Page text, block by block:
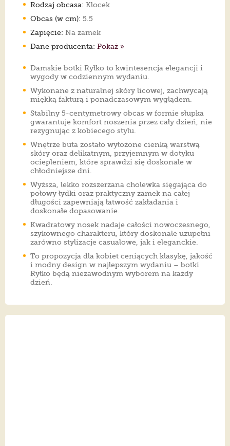
Rodzaj obcasa: Klocek
Obcas (w cm): 5.5
Zapięcie: Na zamek
Dane producenta: Pokaż »
Damskie botki Ryłko to kwintesencja elegancji i
wygody w codziennym wydaniu.
Wykonane z naturalnej skóry licowej, zachwycają
miękką fakturą i ponadczasowym wyglądem.
Stabilny 5-centymetrowy obcas w formie słupka
gwarantuje komfort noszenia przez cały dzień, nie
rezygnując z kobiecego stylu.
Wnętrze buta zostało wyłożone cienką warstwą
skóry oraz delikatnym, przyjemnym w dotyku
ociepleniem, które sprawdzi się doskonale w
chłodniejsze dni.
Wyższa, lekko rozszerzana cholewka sięgająca do
połowy łydki oraz praktyczny zamek na całej
długości zapewniają łatwość zakładania i
doskonałe dopasowanie.
Kwadratowy nosek nadaje całości nowoczesnego,
szykownego charakteru, który doskonale uzupełni
zarówno stylizacje casualowe, jak i eleganckie.
To propozycja dla kobiet ceniących klasykę, jakość
i modny design w najlepszym wydaniu – botki
Ryłko będą niezawodnym wyborem na każdy
dzień.